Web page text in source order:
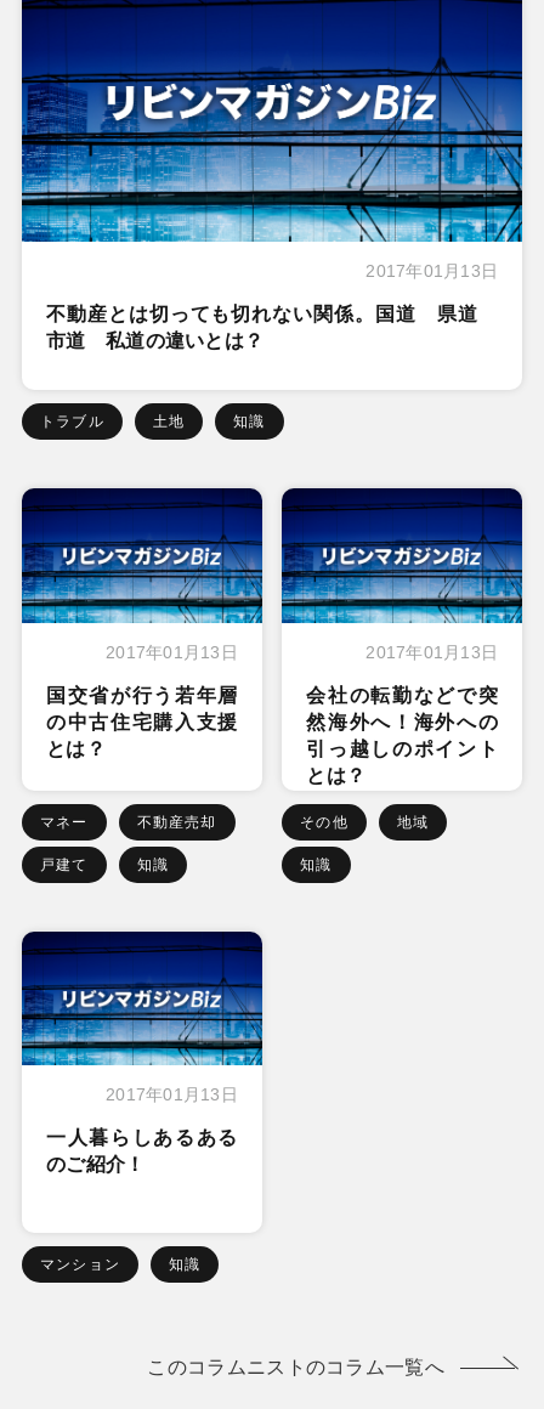
2017年01月13日
不動産とは切っても切れない関係。国道 県道
市道 私道の違いとは？
トラブル 土地 知識
2017年01月13日
国交省が行う若年層
の中古住宅購入支援
とは？
マネー 不動産売却
戸建て 知識
2017年01月13日
会社の転勤などで突
然海外へ！海外への
引っ越しのポイント
とは？
その他 地域
知識
2017年01月13日
一人暮らしあるある
のご紹介！
マンション 知識
このコラムニストのコラム一覧へ